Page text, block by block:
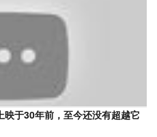
映于30年前，至今还没有超越它